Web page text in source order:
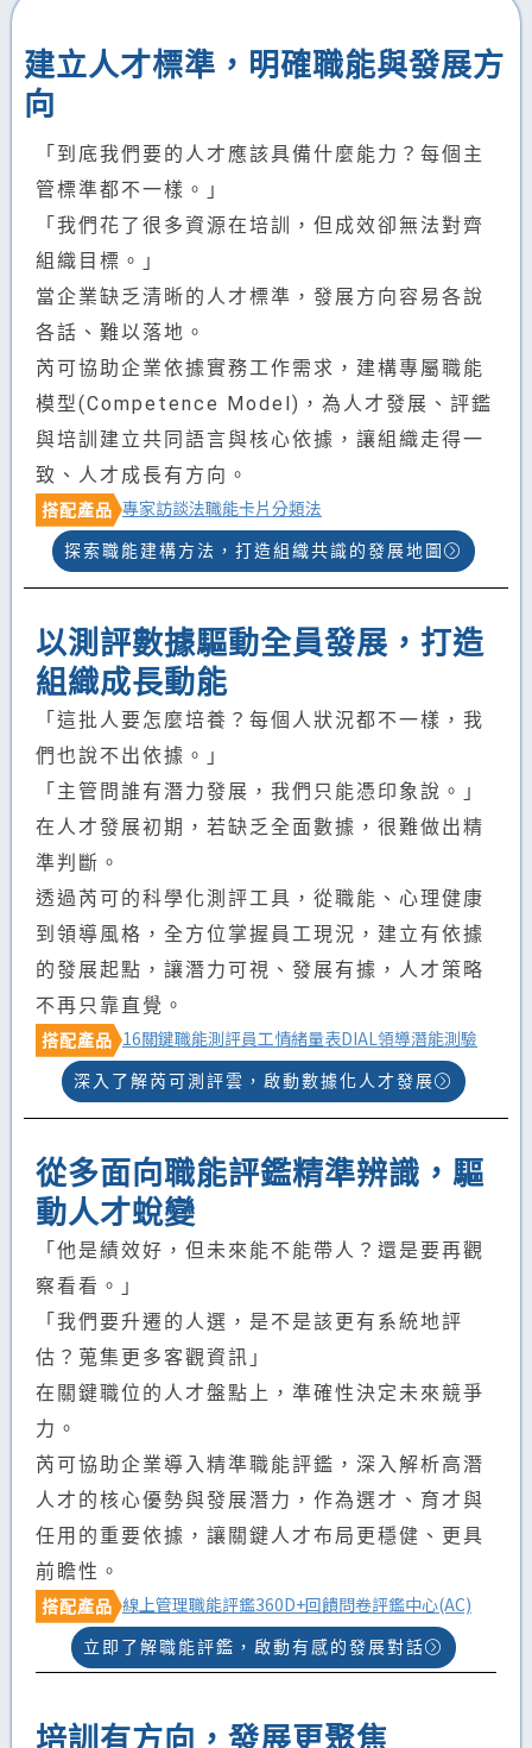
建立人才標準，明確職能與發展方
向
「到底我們要的人才應該具備什麼能力？每個主
管標準都不一樣。」
「我們花了很多資源在培訓，但成效卻無法對齊
組織目標。」
當企業缺乏清晰的人才標準，發展方向容易各說
各話、難以落地。
芮可協助企業依據實務工作需求，建構專屬職能
模型(Competence Model)，為人才發展、評鑑
與培訓建立共同語言與核心依據，讓組織走得一
致、人才成長有方向。
搭配產品 專家訪談法職能卡片分類法
探索職能建構方法，打造組織共識的發展地圖
以測評數據驅動全員發展，打造
組織成長動能
「這批人要怎麼培養？每個人狀況都不一樣，我
們也說不出依據。」
「主管問誰有潛力發展，我們只能憑印象說。」
在人才發展初期，若缺乏全面數據，很難做出精
準判斷。
透過芮可的科學化測評工具，從職能、心理健康
到領導風格，全方位掌握員工現況，建立有依據
的發展起點，讓潛力可視、發展有據，人才策略
不再只靠直覺。
搭配產品 16關鍵職能測評員工情緒量表DIAL領導潛能測驗
深入了解芮可測評雲，啟動數據化人才發展
從多面向職能評鑑精準辨識，驅
動人才蛻變
「他是績效好，但未來能不能帶人？還是要再觀
察看看。」
「我們要升遷的人選，是不是該更有系統地評
估？蒐集更多客觀資訊」
在關鍵職位的人才盤點上，準確性決定未來競爭
力。
芮可協助企業導入精準職能評鑑，深入解析高潛
人才的核心優勢與發展潛力，作為選才、育才與
任用的重要依據，讓關鍵人才布局更穩健、更具
前瞻性。
搭配產品 線上管理職能評鑑360D+回饋問卷評鑑中心(AC)
立即了解職能評鑑，啟動有感的發展對話
培訓有方向，發展更聚焦